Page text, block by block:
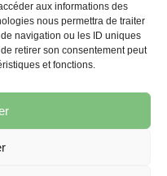
aux informations des
nous permettra de traiter
navigation ou les ID uniques
retirer son consentement peut
et fonctions.